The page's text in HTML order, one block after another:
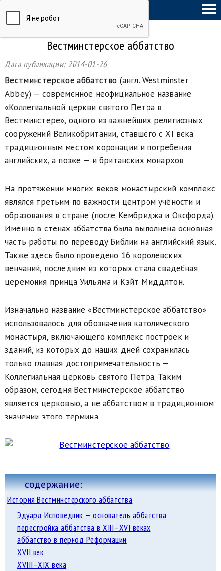
ТыСамСебеГид
Вестминстерское аббатство
Дата публикации: 2014-01-26
Вестминстерское аббатство (англ. Westminster
Abbey) — современное неофициальное название
«Коллегиальной церкви святого Петра в
Вестминстере», одного из важнейших религиозных
сооружений Великобритании, ставшего с XI века
традиционным местом коронации и погребения
английских, а позже — и британских монархов.
На протяжении многих веков монастырский комплекс
являлся третьим по важности центром учёности и
образования в стране (после Кембриджа и Оксфорда).
Именно в стенах аббатства была выполнена основная
часть работы по переводу Библии на английский язык.
Также здесь было проведено 16 королевских
венчаний, последним из которых стала свадебная
церемония принца Уильяма и Кэйт Миддлтон.
Изначально название «Вестминстерское аббатство»
использовалось для обозначения католического
монастыря, включающего комплекс построек и
зданий, из которых до наших дней сохранилась
только главная достопримечательность —
Коллегиальная церковь святого Петра. Таким
образом, сегодня Вестминстерское аббатство
является церковью, а не аббатством в традиционном
значении этого термина.
содержание:
История Вестминстерского аббатства
Эдуард Исповедник — основатель аббатства
перестройка аббатства в XIII–XVI веках
аббатство в период Реформации
XVII век
XVIII–XIX века